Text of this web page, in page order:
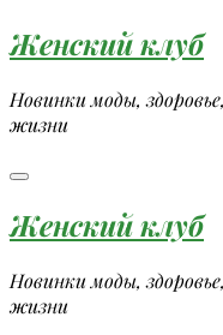
Перейти
к
содержимому
Женский клуб
Новинки моды,
жизни
Женский клуб
Новинки моды,
жизни